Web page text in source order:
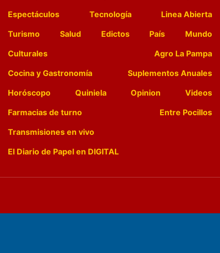
Espectáculos
Tecnología
Linea Abierta
Turismo
Salud Edictos País
Mundo
Culturales
Agro La Pampa
Cocina y Gastronomía
Suplementos Anuales
Horóscopo
Quiniela Opinion
Videos
Farmacias de turno
Entre Pocillos
Transmisiones en vivo
El Diario de Papel en DIGITAL